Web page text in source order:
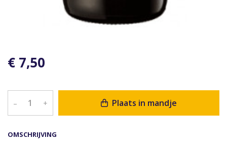
OMSCHRIJVING
€ 7,50
– + Plaats in mandje